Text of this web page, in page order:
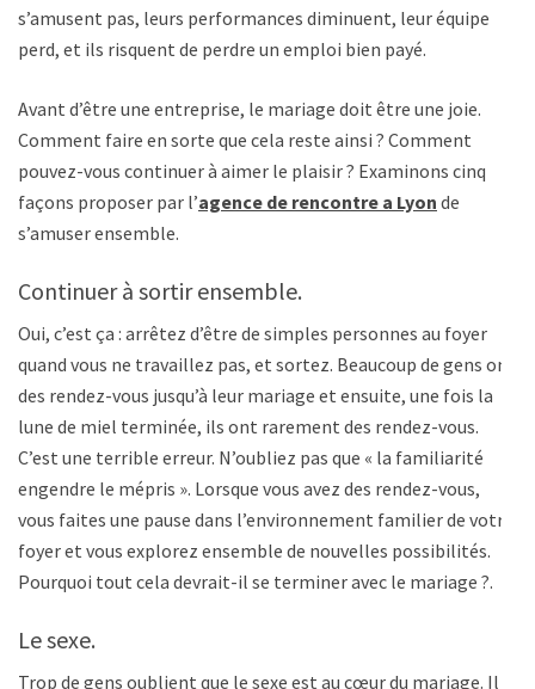
s’amusent pas, leurs performances diminuent, leur équipe
perd, et ils risquent de perdre un emploi bien payé.
Avant d’être une entreprise, le mariage doit être une joie.
Comment faire en sorte que cela reste ainsi ? Comment
pouvez-vous continuer à aimer le plaisir ? Examinons cinq
façons proposer par l’agence de rencontre a Lyon de
s’amuser ensemble.
Continuer à sortir ensemble.
Oui, c’est ça : arrêtez d’être de simples personnes au foyer
quand vous ne travaillez pas, et sortez. Beaucoup de gens ont
des rendez-vous jusqu’à leur mariage et ensuite, une fois la
lune de miel terminée, ils ont rarement des rendez-vous.
C’est une terrible erreur. N’oubliez pas que « la familiarité
engendre le mépris ». Lorsque vous avez des rendez-vous,
vous faites une pause dans l’environnement familier de votre
foyer et vous explorez ensemble de nouvelles possibilités.
Pourquoi tout cela devrait-il se terminer avec le mariage ?.
Le sexe.
Trop de gens oublient que le sexe est au cœur du mariage. Il